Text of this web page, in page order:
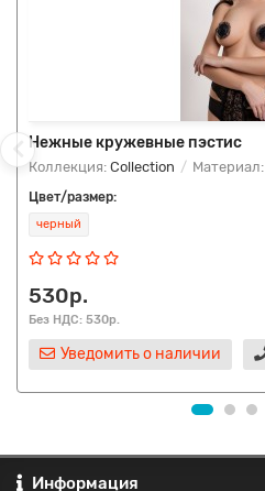
Нежные кружевные пэстис
Коллекция: Сollection Материал:
Цвет/размер:
черный
530р.
Без НДС: 530р.
Уведомить о наличии
Информация